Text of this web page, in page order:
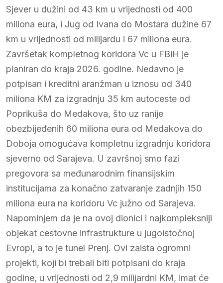
Sjever u dužini od 43 km u vrijednosti od 400
miliona eura, i Jug od Ivana do Mostara dužine 67
km u vrijednosti od milijardu i 67 miliona eura.
Završetak kompletnog koridora Vc u FBiH je
planiran do kraja 2026. godine. Nedavno je
potpisan i kreditni aranžman u iznosu od 340
miliona KM za izgradnju 35 km autoceste od
Poprikuša do Medakova, što uz ranije
obezbijeđenih 60 miliona eura od Medakova do
Doboja omogućava kompletnu izgradnju koridora
sjeverno od Sarajeva. U završnoj smo fazi
pregovora sa međunarodnim finansijskim
institucijama za konačno zatvaranje zadnjih 150
miliona eura na koridoru Vc južno od Sarajeva.
Napominjem da je na ovoj dionici i najkompleksniji
objekat cestovne infrastrukture u jugoistočnoj
Evropi, a to je tunel Prenj. Ovi zaista ogromni
projekti, koji bi trebali biti potpisani do kraja
godine, u vrijednosti od 2,9 milijardni KM, imat će